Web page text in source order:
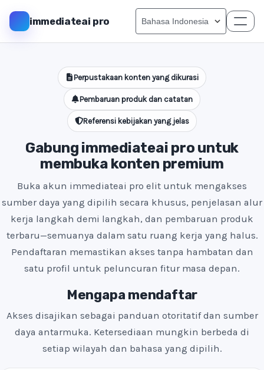
immediateai pro
Perpustakaan konten yang dikurasi
Pembaruan produk dan catatan
Referensi kebijakan yang jelas
Gabung immediateai pro untuk
membuka konten premium
Buka akun immediateai pro elit untuk mengakses
sumber daya yang dipilih secara khusus, penjelasan alur
kerja langkah demi langkah, dan pembaruan produk
terbaru—semuanya dalam satu ruang kerja yang halus.
Pendaftaran memastikan akses tanpa hambatan dan
satu profil untuk peluncuran fitur masa depan.
Mengapa mendaftar
Akses disajikan sebagai panduan otoritatif dan sumber
daya antarmuka. Ketersediaan mungkin berbeda di
setiap wilayah dan bahasa yang dipilih.